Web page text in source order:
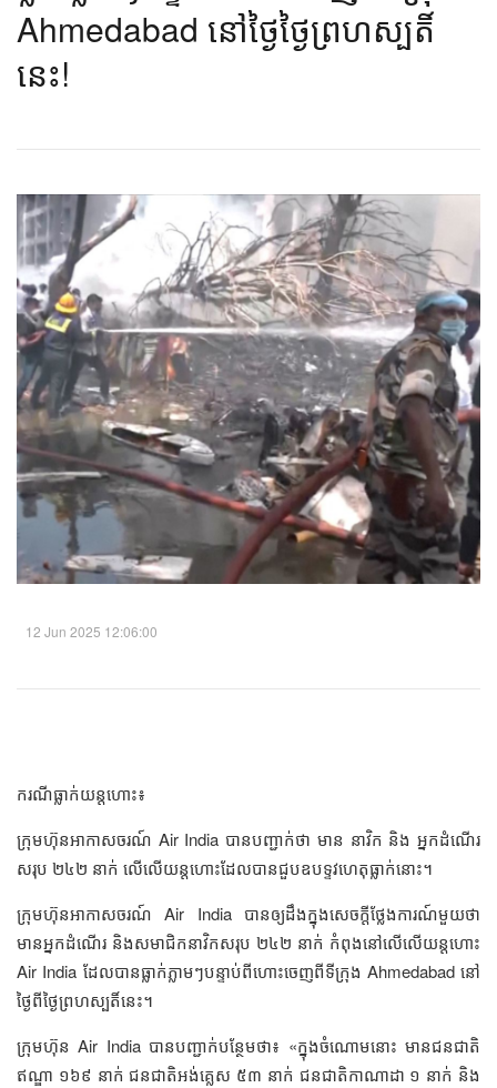
Ahmedabad នៅថ្ងៃថ្ងៃព្រហស្បតិ៍
នេះ!​
12 Jun 2025 12:06:00
ករណីធ្លាក់យន្តហោះ៖
ក្រុមហ៊ុនអាកាសចរណ៍ Air India បានបញ្ជាក់ថា មាន នាវិក​ និង អ្នកដំណើរ
សរុប ២៤២ នាក់ លើលើយន្តហោះដែលបានជួបឧបទ្ទវហេតុធ្លាក់នោះ។
ក្រុមហ៊ុនអាកាសចរណ៍ Air India បានឲ្យដឹងក្នុងសេចក្តីថ្លែងការណ៍មួយថា
មានអ្នកដំណើរ និងសមាជិកនាវិកសរុប ២៤២ នាក់ កំពុងនៅលើលើយន្តហោះ
Air India ដែលបានធ្លាក់ភ្លាមៗបន្ទាប់ពីហោះចេញពីទីក្រុង Ahmedabad នៅ
ថ្ងៃពីថ្ងៃព្រហស្បតិ៍នេះ។
ក្រុមហ៊ុន Air India បានបញ្ជាក់បន្ថែមថា៖ «ក្នុងចំណោមនោះ មានជនជាតិ
ឥណ្ឌា ១៦៩ នាក់ ជនជាតិអង់គ្លេស ៥៣ នាក់ ជនជាតិកាណាដា ១ នាក់ និង